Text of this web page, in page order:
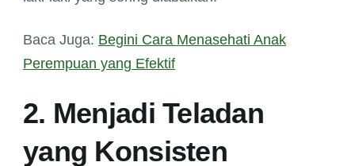
Baca Juga: Begini Cara Menasehati Anak
Perempuan yang Efektif
2. Menjadi Teladan
yang Konsisten